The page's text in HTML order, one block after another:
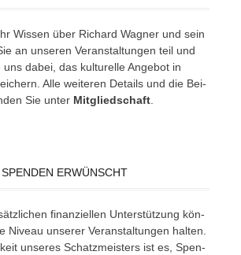
Wis­sen über Ri­chard Wag­ner und sein
an un­se­ren Ver­an­stal­tun­gen teil und
uns da­bei, das kul­tu­rel­le An­ge­bot in
Alle wei­te­ren De­tails und die Bei­
Sie un­ter Mit­glied­schaft.
SPENDEN ERWÜNSCHT
fi­nan­zi­el­len Un­ter­stüt­zung kön­
Ni­veau un­se­rer Ver­an­stal­tun­gen hal­ten.
un­se­res Schatz­meis­ters ist es, Spen­